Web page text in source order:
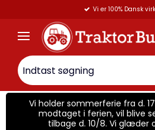
Vi er 100% Dansk
Vi holder sommerferie fra d.
modtaget i ferien, vil blive
tilbage d. 10/8. Vi glæder